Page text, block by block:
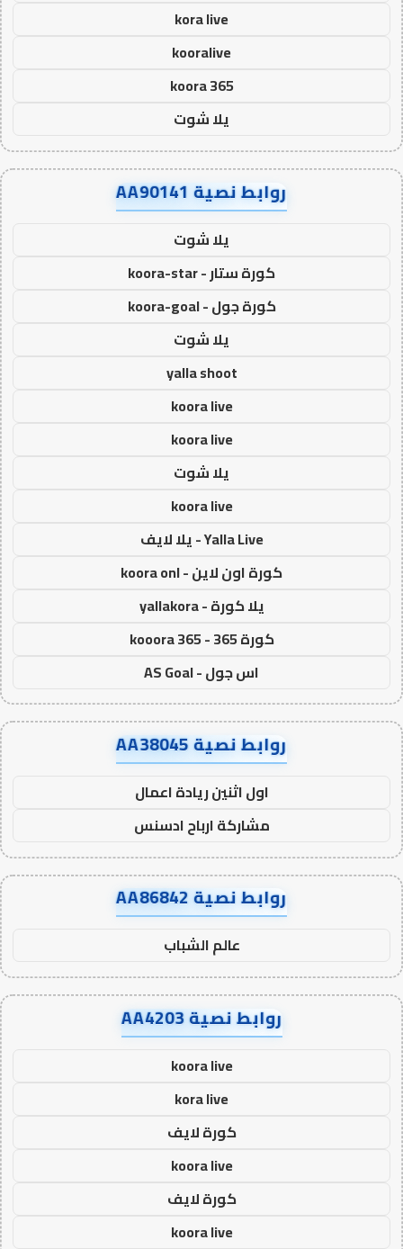
kora live
kooralive
koora 365
يلا شوت
روابط نصية AA90141
يلا شوت
كورة ستار - koora-star
كورة جول - koora-goal
يلا شوت
yalla shoot
koora live
koora live
يلا شوت
koora live
Yalla Live - يلا لايف
كورة اون لاين - koora onl
يلا كورة - yallakora
كورة 365 - kooora 365
اس جول - AS Goal
روابط نصية AA38045
اول اثنين ريادة اعمال
مشاركة ارباح ادسنس
روابط نصية AA86842
عالم الشباب
روابط نصية AA4203
koora live
kora live
كورة لايف
koora live
كورة لايف
koora live